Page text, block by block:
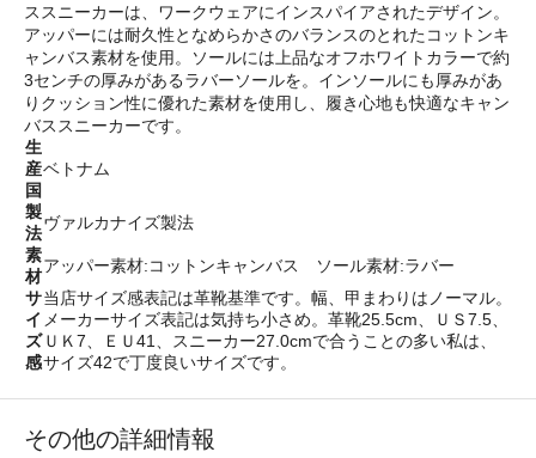
ススニーカーは、ワークウェアにインスパイアされたデザイン。
アッパーには耐久性となめらかさのバランスのとれたコットンキ
ャンバス素材を使用。ソールには上品なオフホワイトカラーで約
3センチの厚みがあるラバーソールを。インソールにも厚みがあ
りクッション性に優れた素材を使用し、履き心地も快適なキャン
バススニーカーです。
生
産
国
ベトナム
製
法
ヴァルカナイズ製法
素
材
アッパー素材:コットンキャンバス ソール素材:ラバー
サ
イ
ズ
感
当店サイズ感表記は革靴基準です。幅、甲まわりはノーマル。
メーカーサイズ表記は気持ち小さめ。革靴25.5cm、ＵＳ7.5、
ＵＫ7、ＥＵ41、スニーカー27.0cmで合うことの多い私は、
サイズ42で丁度良いサイズです。
その他の詳細情報